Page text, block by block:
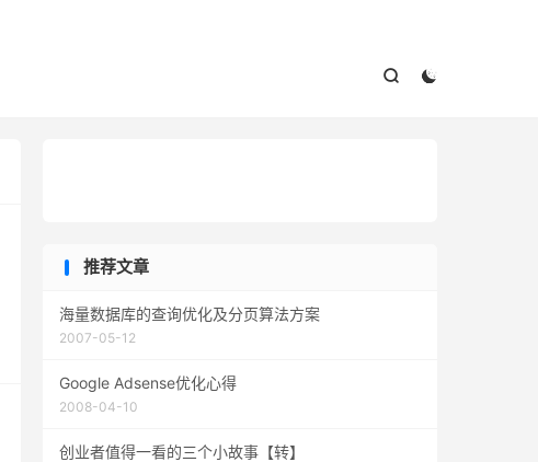


推荐文章
海量数据库的查询优化及分页算法方案
2007-05-12
Google Adsense优化心得
2008-04-10
创业者值得一看的三个小故事【转】